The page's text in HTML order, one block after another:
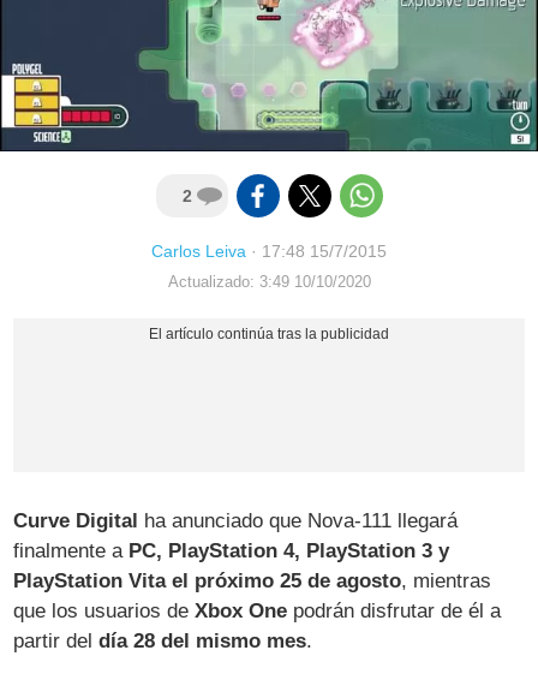
2
Carlos Leiva · 17:48 15/7/2015
Actualizado: 3:49 10/10/2020
Curve Digital ha anunciado que Nova-111 llegará
finalmente a PC, PlayStation 4, PlayStation 3 y
PlayStation Vita el próximo 25 de agosto, mientras
que los usuarios deXbox One podrán disfrutar de él a
partir deldía 28 del mismo mes.